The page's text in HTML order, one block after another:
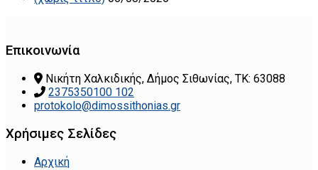
Επικοινωνία
Νικήτη Χαλκιδικής, Δήμος Σιθωνίας, ΤΚ: 63088
2375350100 102
protokolo@dimossithonias.gr
Χρήσιμες Σελίδες
Αρχική